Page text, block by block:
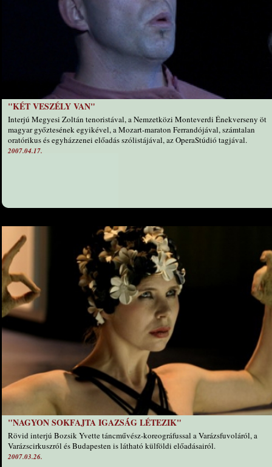
"KÉT VESZÉLY VAN"
Interjú Megyesi Zoltán tenoristával, a Nemzetközi Monteverdi Énekverseny öt
magyar győztesének egyikével, a Mozart-maraton Ferrandójával, számtalan
oratórikus és egyházzenei előadás szólistájával, az OperaStúdió tagjával.
2007.04.17.
"NAGYON SOKFAJTA IGAZSÁG LÉTEZIK"
Rövid interjú Bozsik Yvette táncművész-koreográfussal a Varázsfuvoláról, a
Varázscirkuszról és Budapesten is látható külföldi előadásairól.
2007.03.26.